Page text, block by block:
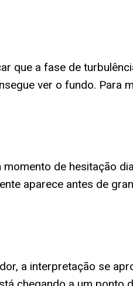
que a fase de
ver o fundo. Para
de hesitação
aparece antes de
a interpretação se